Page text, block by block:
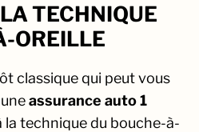
TECHNIQUE
OREILLE
classique qui peut vous
assurance auto 1
la technique du bouche-à-